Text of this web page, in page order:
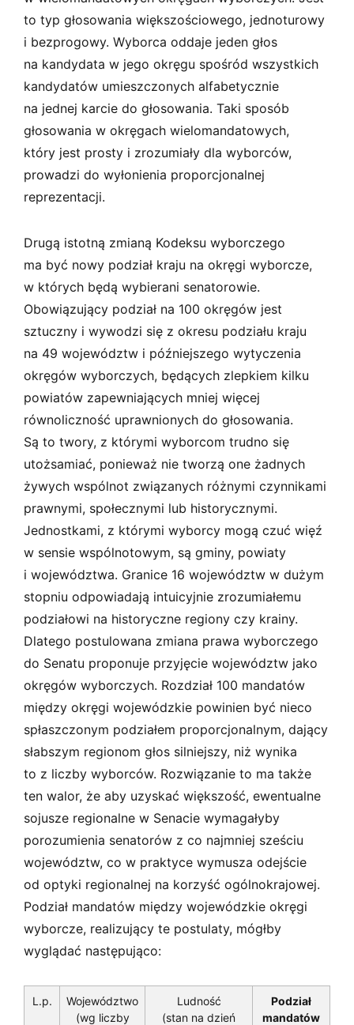
to typ głosowania większościowego, jednoturowy
i bezprogowy. Wyborca oddaje jeden głos
na kandydata w jego okręgu spośród wszystkich
kandydatów umieszczonych alfabetycznie
na jednej karcie do głosowania. Taki sposób
głosowania w okręgach wielomandatowych,
który jest prosty i zrozumiały dla wyborców,
prowadzi do wyłonienia proporcjonalnej
reprezentacji.
Drugą istotną zmianą Kodeksu wyborczego
ma być nowy podział kraju na okręgi wyborcze,
w których będą wybierani senatorowie.
Obowiązujący podział na 100 okręgów jest
sztuczny i wywodzi się z okresu podziału kraju
na 49 województw i późniejszego wytyczenia
okręgów wyborczych, będących zlepkiem kilku
powiatów zapewniających mniej więcej
równoliczność uprawnionych do głosowania.
Są to twory, z którymi wyborcom trudno się
utożsamiać, ponieważ nie tworzą one żadnych
żywych wspólnot związanych różnymi czynnikami
prawnymi, społecznymi lub historycznymi.
Jednostkami, z którymi wyborcy mogą czuć więź
w sensie wspólnotowym, są gminy, powiaty
i województwa. Granice 16 województw w dużym
stopniu odpowiadają intuicyjnie zrozumiałemu
podziałowi na historyczne regiony czy krainy.
Dlatego postulowana zmiana prawa wyborczego
do Senatu proponuje przyjęcie województw jako
okręgów wyborczych. Rozdział 100 mandatów
między okręgi wojewódzkie powinien być nieco
spłaszczonym podziałem proporcjonalnym, dający
słabszym regionom głos silniejszy, niż wynika
to z liczby wyborców. Rozwiązanie to ma także
ten walor, że aby uzyskać większość, ewentualne
sojusze regionalne w Senacie wymagałyby
porozumienia senatorów z co najmniej sześciu
województw, co w praktyce wymusza odejście
od optyki regionalnej na korzyść ogólnokrajowej.
Podział mandatów między wojewódzkie okręgi
wyborcze, realizujący te postulaty, mógłby
wyglądać następująco:
L.p.
Województwo
(wg liczby
Ludność
(stan na dzień
Podział
mandatów